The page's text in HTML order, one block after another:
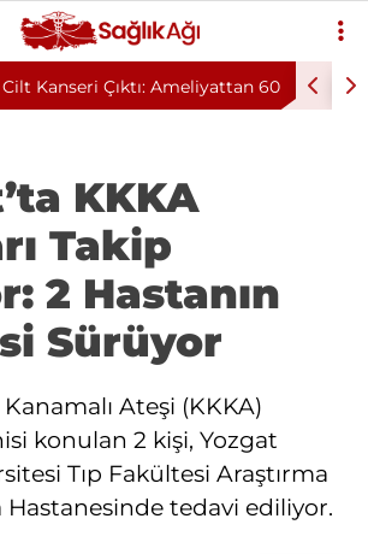
Baş Dönmesiyle Gitti, Dünyada 68.
KKKA
Takip
2 Hastanın
Sürüyor
Ateşi (KKKA)
konulan 2 kişi, Yozgat
Tıp Fakültesi Araştırma
tedavi ediliyor.